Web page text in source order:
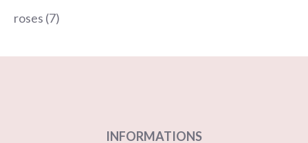
roses 77
INFORMATIONS